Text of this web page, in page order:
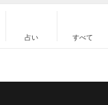
占い すべて